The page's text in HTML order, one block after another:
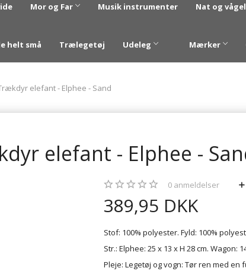
Mor og Far Musik instrumenter Nat og
helt små Trælegetøj Udeleg Mærker
elefant - Elphee - Sand
elefant - Elphee -
0 anmeldelser
389,95 DKK
Stof: 100% polyester. Fyld: 100%
Str.: Elphee: 25 x 13 x H 28 cm. Wagon:
Pleje: Legetøj og vogn: Tør ren med